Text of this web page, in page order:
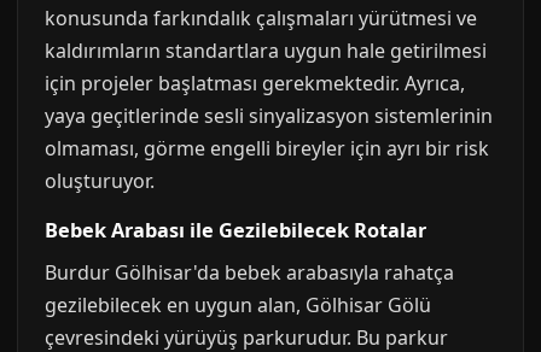
konusunda farkındalık çalışmaları yürütmesi ve
kaldırımların standartlara uygun hale getirilmesi
için projeler başlatması gerekmektedir. Ayrıca,
yaya geçitlerinde sesli sinyalizasyon sistemlerinin
olmaması, görme engelli bireyler için ayrı bir risk
oluşturuyor.
Bebek Arabası ile Gezilebilecek Rotalar
Burdur Gölhisar'da bebek arabasıyla rahatça
gezilebilecek en uygun alan, Gölhisar Gölü
çevresindeki yürüyüş parkurudur. Bu parkur